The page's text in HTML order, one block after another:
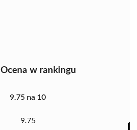
Ocena w rankingu
9.75 na 10
9.75